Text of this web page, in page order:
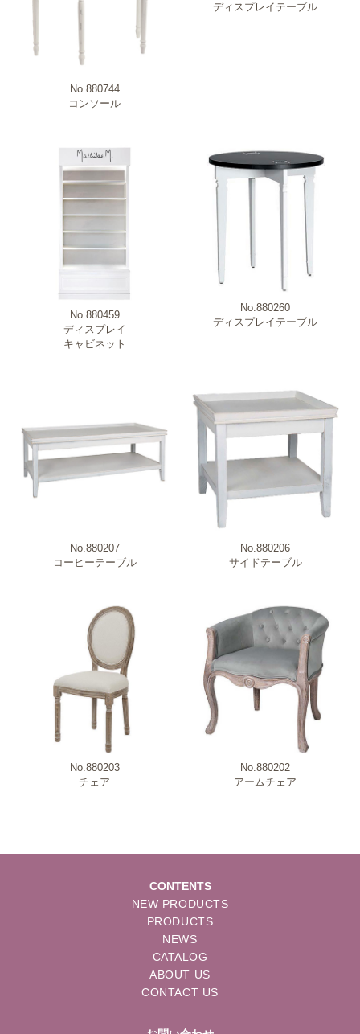
No.880744
コンソール
ディスプレイテーブル
No.880459
ディスプレイ
キャビネット
No.880260
ディスプレイテーブル
No.880207
コーヒーテーブル
No.880206
サイドテーブル
No.880203
チェア
No.880202
アームチェア
CONTENTS
NEW PRODUCTS
PRODUCTS
NEWS
CATALOG
ABOUT US
CONTACT US